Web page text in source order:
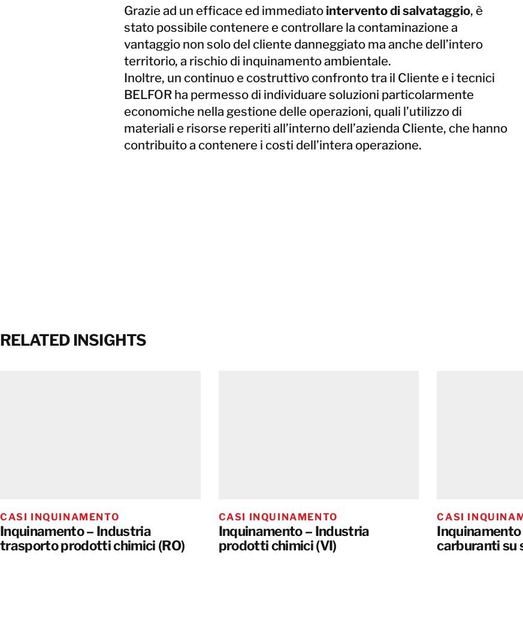
Grazie ad un efficace ed immediato intervento di salvataggio, è
stato possibile contenere e controllare la contaminazione a
vantaggio non solo del cliente danneggiato ma anche dell’intero
territorio, a rischio di inquinamento ambientale.
Inoltre, un continuo e costruttivo confronto tra il Cliente e i tecnici
BELFOR ha permesso di individuare soluzioni particolarmente
economiche nella gestione delle operazioni, quali l’utilizzo di
materiali e risorse reperiti all’interno dell’azienda Cliente, che hanno
contribuito a contenere i costi dell’intera operazione.
RELATED INSIGHTS
CASI INQUINAMENTO
Inquinamento – Industria
trasporto prodotti chimici (RO)
CASI INQUINAMENTO
Inquinamento – Industria
prodotti chimici (VI)
CASI
carburanti su